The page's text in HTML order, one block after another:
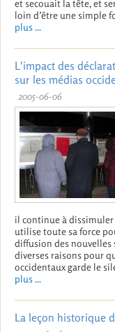
et secouait la tête, et
loin d’être une simple
plus ...
L'impact des
sur les médias
2005-06-06
il continue à
utilise toute sa force
diffusion des nouvelles
diverses raisons pour
occidentaux garde le
plus ...
La leçon historique